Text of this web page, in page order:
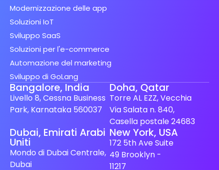
Modernizzazione delle app
Soluzioni IoT
Sviluppo SaaS
Soluzioni per l'e-commerce
Automazione del marketing
Sviluppo di GoLang
Bangalore, India
Livello 8, Cessna Business
Park, Karnataka 560037
Doha, Qatar
Torre AL EZZ, Vecchia
Via Salata n. 840,
Casella postale 24683
Dubai, Emirati Arabi
Uniti
Mondo di Dubai Centrale,
Dubai
New York, USA
172 5th Ave Suite
49 Brooklyn -
11217
Spanish (Spain)